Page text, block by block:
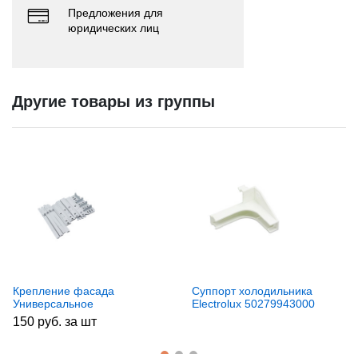
Предложения для
юридических лиц
Другие товары из группы
Крепление фасада
Универсальное
481231019131 312150
150 руб. за шт
Суппорт холодильника
Electrolux 50279943000